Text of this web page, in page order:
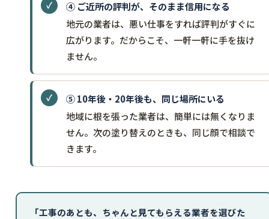
④ ご近所の評判が、そのまま信用になる
地元の業者は、悪い仕事をすれば評判がすぐに
広がります。だからこそ、一軒一軒に手を抜け
ません。
⑤ 10年後・20年後も、同じ場所にいる
地域に根を張った業者は、簡単には無くなりま
せん。次の塗り替えのときも、同じ顔で相談で
きます。
「工事のあとも、ちゃんと見てもらえる業者を選びた